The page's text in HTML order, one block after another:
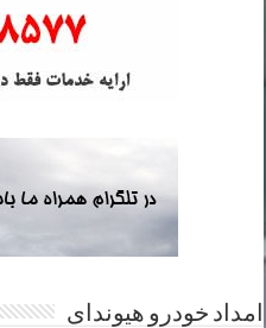
امداد خودرو هیوندای